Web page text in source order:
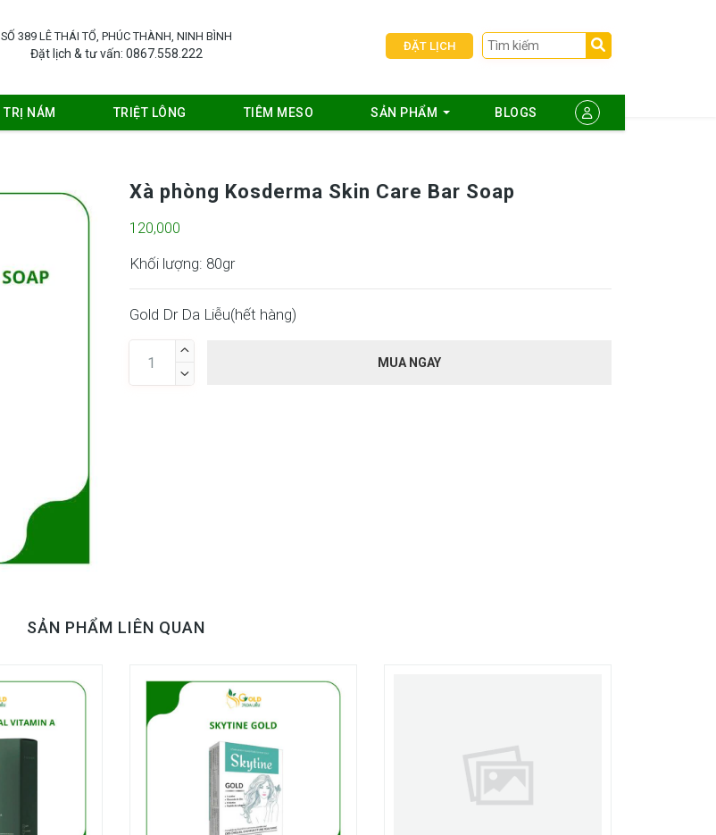
SỐ 389 LÊ THÁI TỔ, PHÚC THÀNH, NINH BÌNH
Đặt lịch & tư vấn: 0867.558.222
ĐẶT LỊCH
TRỊ NÁM TRIỆT LÔNG TIÊM MESO SẢN PHẨM BLOGS
Xà phòng Kosderma Skin Care Bar Soap
120,000
Khối lượng: 80gr
Gold Dr Da Liễu(hết hàng)


MUA NGAY
SẢN PHẨM LIÊN QUAN